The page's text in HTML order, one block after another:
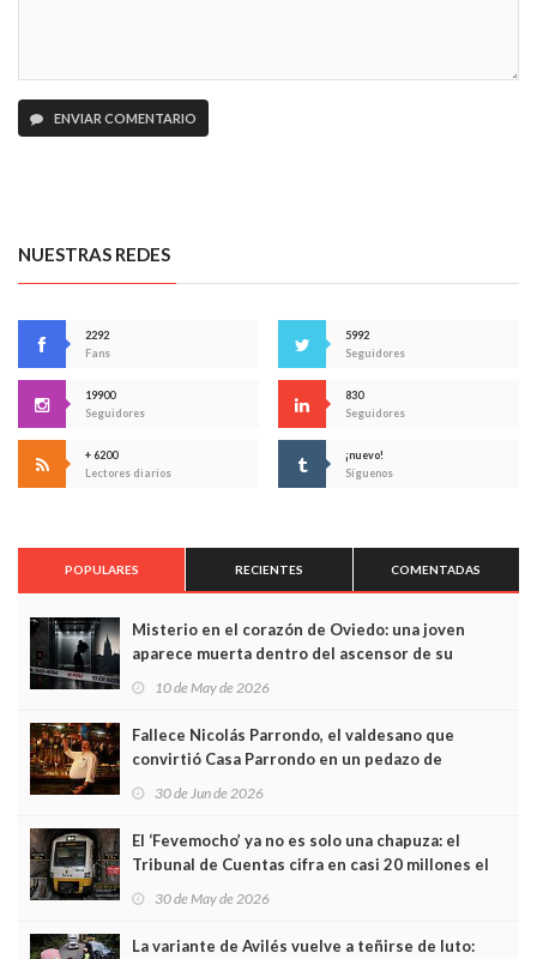
ENVIAR COMENTARIO
NUESTRAS REDES
2292
Fans
5992
Seguidores
19900
Seguidores
830
Seguidores
+ 6200
Lectores diarios
¡nuevo!
Síguenos
POPULARES RECIENTES COMENTADAS
Misterio en el corazón de Oviedo: una joven
aparece muerta dentro del ascensor de su
edificio y las cámaras captan sus últimos minutos
10 de May de 2026
Fallece Nicolás Parrondo, el valdesano que
convirtió Casa Parrondo en un pedazo de
Asturias en Madrid
30 de Jun de 2026
El ‘Fevemocho’ ya no es solo una chapuza: el
Tribunal de Cuentas cifra en casi 20 millones el
sobrecoste de los trenes que no cabían por los
30 de May de 2026
La variante de Avilés vuelve a teñirse de luto: